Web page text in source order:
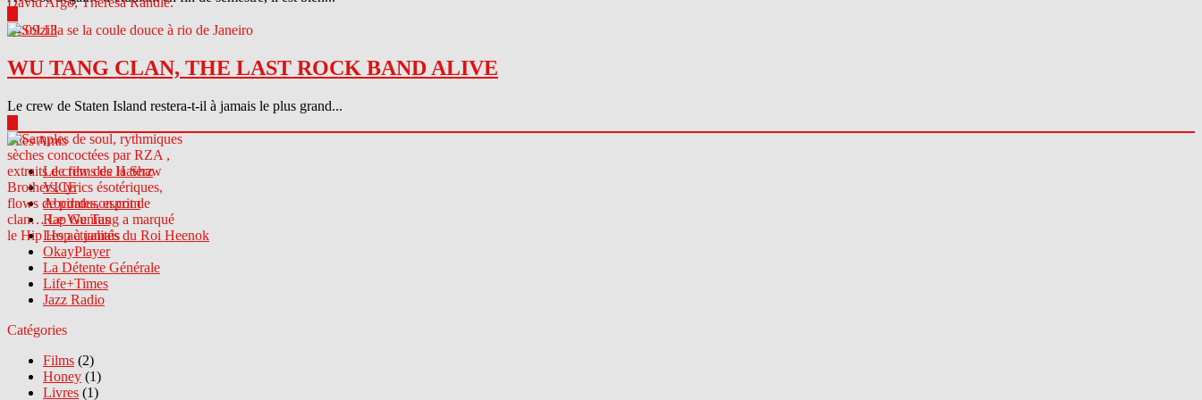
04.09.13
WU TANG CLAN, THE LAST ROCK BAND ALIVE
Le crew de Staten Island restera-t-il à jamais le plus grand...
Sites Amis
Le crew des Haterz
VICE
Abcdrduson.com
Rap Genius
Les actualités du Roi Heenok
OkayPlayer
La Détente Générale
Life+Times
Jazz Radio
Catégories
Films (2)
Honey (1)
Livres (1)